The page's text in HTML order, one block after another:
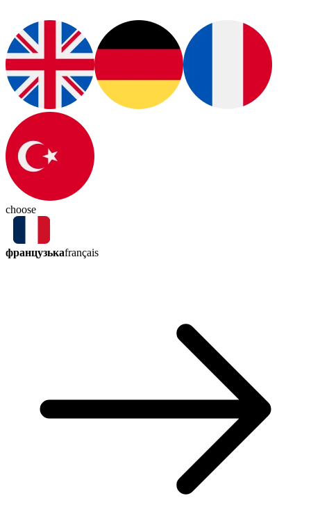
choose
французькаfrançais